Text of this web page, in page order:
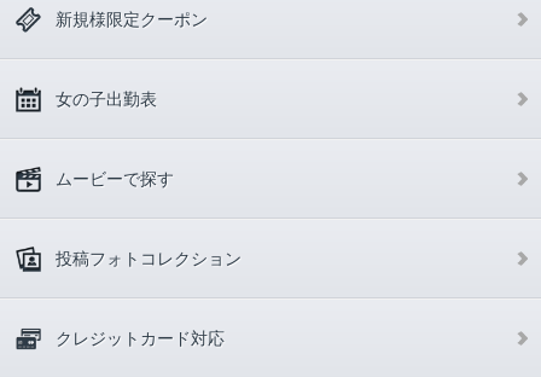
新規様限定クーポン
女の子出勤表
ムービーで探す
投稿フォトコレクション
クレジットカード対応